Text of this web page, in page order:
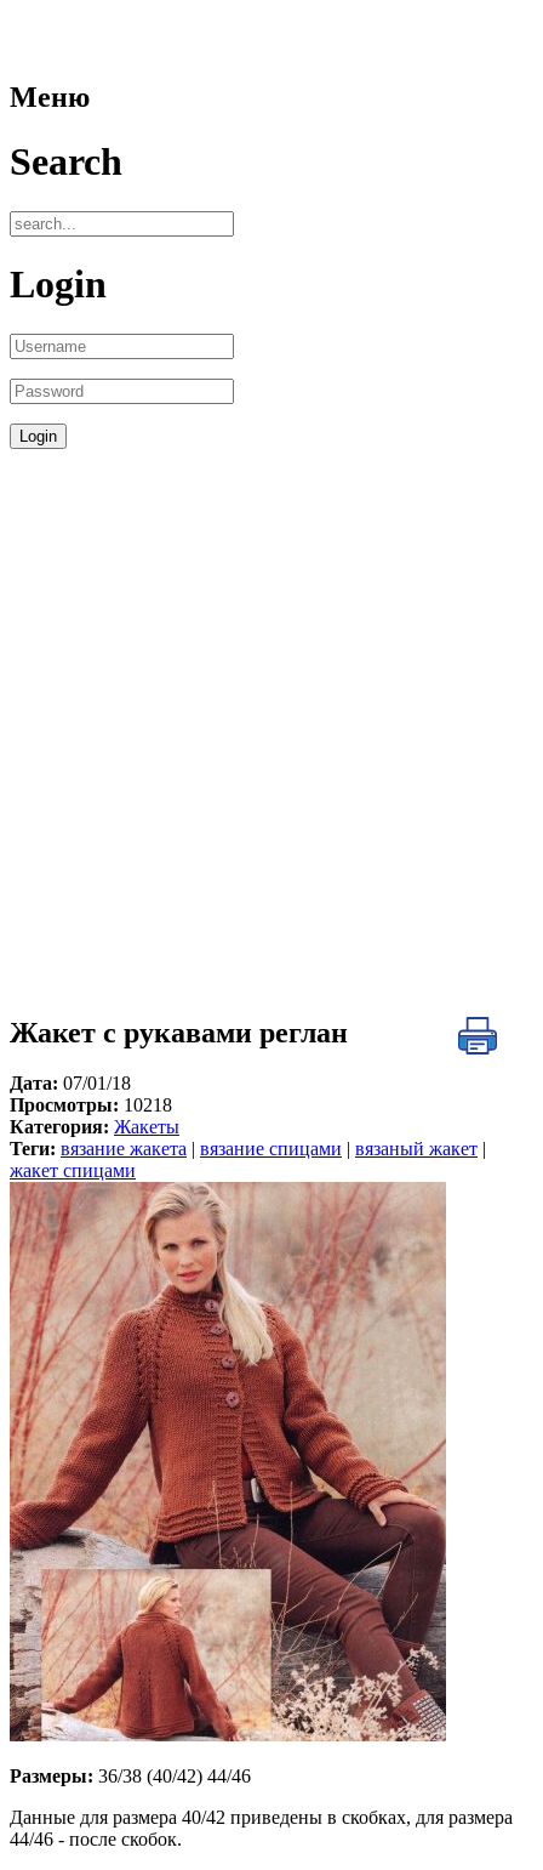
Меню
Search
Login
Жакет с рукавами реглан
Дата: 07/01/18
Просмотры: 10218
Категория: Жакеты
Теги: вязание жакета вязание спицами вязаный жакет
жакет спицами
Размеры: 36/38 (40/42) 44/46
Данные для размера 40/42 приведены в скобках, для размера
44/46 - после скобок.